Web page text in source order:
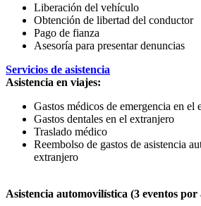
Liberación del vehículo
Obtención de libertad del conductor
Pago de fianza
Asesoría para presentar denuncias
Servicios de asistencia
Asistencia en viajes:
Gastos médicos de emergencia en el
Gastos dentales en el extranjero
Traslado médico
Reembolso de gastos de asistencia
extranjero
Asistencia automovilística (3 eventos por